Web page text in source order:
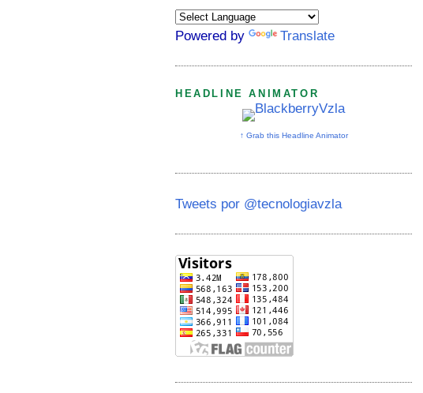
Powered by Translate
HEADLINE ANIMATOR
↑ Grab this Headline Animator
Tweets por @tecnologiavzla